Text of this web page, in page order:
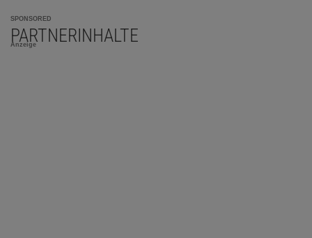
SPONSORED
PARTNERINHALTE
Anzeige